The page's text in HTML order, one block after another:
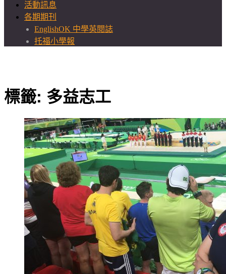
活動訊息
各期期刊
EnglishOK 中學英閱誌
托福小學報
標籤: 多益志工